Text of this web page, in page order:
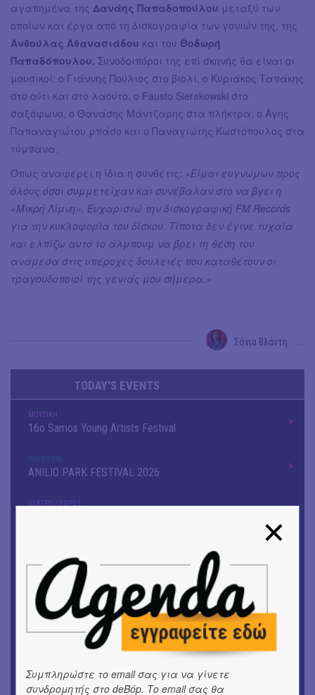
αγαπημένα της Δανάης Παπαδοπούλου μεταξύ των
οποίων και έργα από τη δισκογραφία των γονιών της, της
Ανθούλας Αθανασιάδου και του Θοδωρή
Παπαδόπουλου. Συνοδοιπόροι της επί σκηνής θα είναι οι
μουσικοί: ο Γιάννης Πούλιος στο βιολί, ο Κυριάκος Ταπάκης
στο ούτι και στο λαούτο, ο Fausto Sierakowski στο
σαξόφωνο, ο Θανάσης Μάντζαρης στα πλήκτρα, ο Άγης
Παπαναγιώτου μπάσο και ο Παναγιώτης Κωστόπουλος στα
τύμπανα.
Όπως αναφέρει η ίδια η συνθέτις: «Είμαι ευγνώμων προς
όλους όσοι συμμετείχαν και συνέβαλαν στο να βγει η
«Μικρή Λίμνη». Ευχαριστώ την δισκογραφική FM Records
για την κυκλοφορία του δίσκου. Τίποτα δεν έγινε τυχαία
και ελπίζω αυτό το άλμπουμ να βρει τη θέση του
ανάμεσα στις υπέροχες δουλειές που καταθέτουν οι
τραγουδοποιοί της γενιάς μου σήμερα.»
Σόνια Βλάντη
TODAY'S EVENTS
ΜΟΥΣΙΚΗ
16o Samos Young Artists Festival
OUTDΟORS
ANILIO PARK FESTIVAL 2026
ΘΕΑΤΡΟ / ΧΟΡΟΣ
ΕΙΚΑΣΤΙΚΑ
Ομαδική έκθεση | Προσωρινά για Πάντα
ΕΙΚΑΣΤΙΚΑ
Αργύρης Ραλλιάς | Λιτανεία
εικόνες και λέξεις
Συμπληρώστε το email σας για να γίνετε
συνδρομητής στο deBόp. Το email σας θα